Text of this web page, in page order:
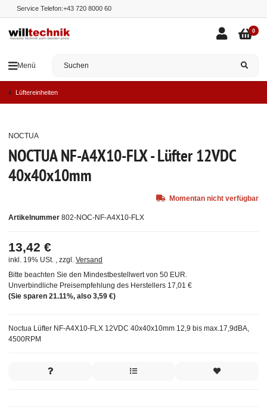
Service Telefon:+43 720 8000 60
Menü
0
Lüftereinheiten
NOCTUA NF-A4X10-FLX - Lüfter 12VDC
40x40x10mm
Artikelnummer 802-NOC-NF-A4X10-FLX
NOCTUA
Noctua Lüfter NF-A4X10-FLX 12VDC 40x40x10mm 12,9 bis max.17,9dBA,
4500RPM
13,42 €
inkl. 19% USt. , zzgl. Versand
Bitte beachten Sie den Mindestbestellwert von 50 EUR.
Unverbindliche Preisempfehlung des Herstellers 17,01 €
(Sie sparen 21.11%, also 3,59 €)
Momentan nicht verfügbar